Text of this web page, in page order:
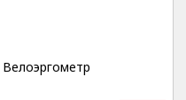
Велоэргометр